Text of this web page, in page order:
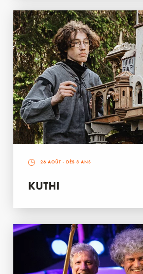
26 AOÛT - DÈS 3 ANS
KUTHI